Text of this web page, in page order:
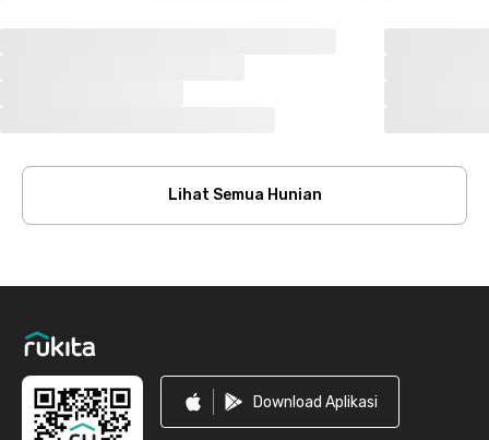
Lihat Semua Hunian
Download Aplikasi